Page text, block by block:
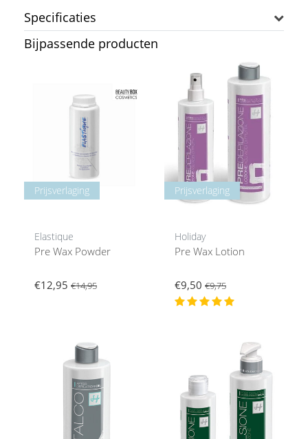
Specificaties
Bijpassende producten
Prijsverlaging
Elastique
Pre Wax Powder
€12,95 €14,95
Prijsverlaging
Holiday
Pre Wax Lotion
€9,50 €9,75